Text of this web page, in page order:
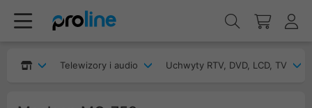
Telewizory i audio Uchwyty RTV, DVD, LCD, TV